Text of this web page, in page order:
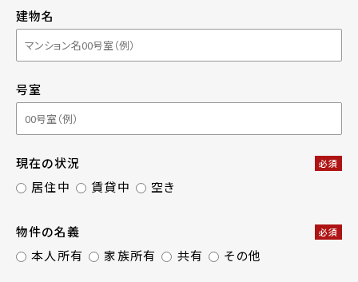
建物名
号室
現在の状況 必須
居住中 賃貸中 空き
物件の名義 必須
本人所有 家族所有 共有 その他